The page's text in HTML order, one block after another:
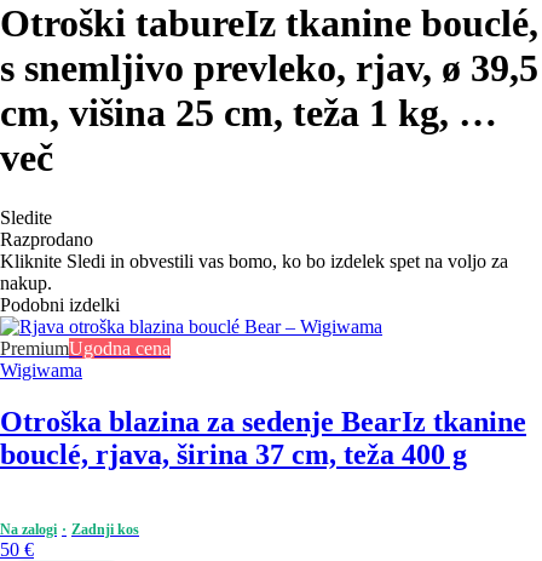
Otroški tabureIz tkanine bouclé,
s snemljivo prevleko, rjav, ø 39,5
cm, višina 25 cm, teža 1 kg, …
več
Sledite
Razprodano
Kliknite Sledi in obvestili vas bomo, ko bo izdelek spet na voljo za
nakup.
Podobni izdelki
PremiumUgodna cena
Wigiwama
Otroška blazina za sedenje BearIz tkanine
bouclé, rjava, širina 37 cm, teža 400 g
Na zalogi Zadnji kos
50 €